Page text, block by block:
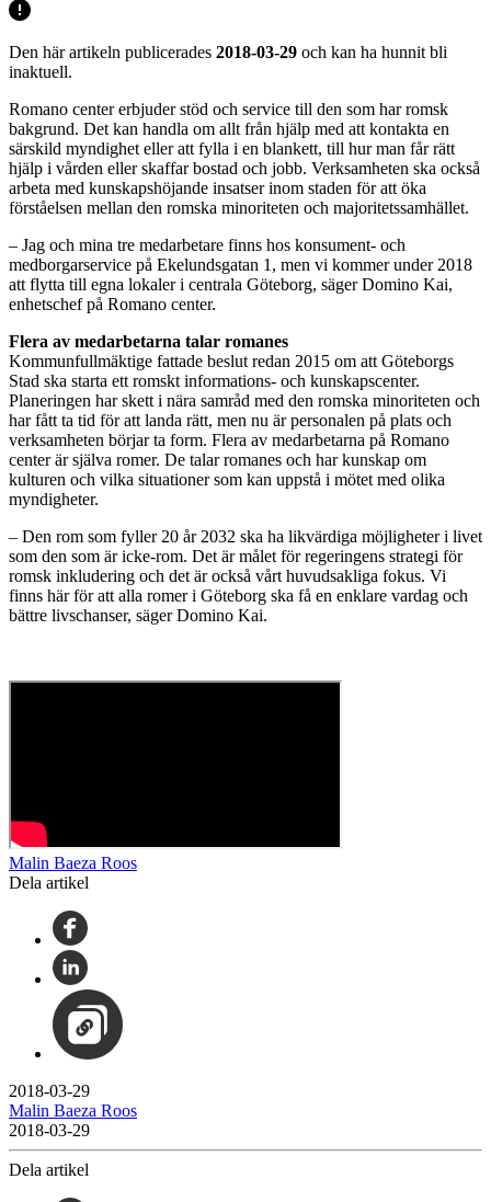
Den här artikeln publicerades 2018-03-29 och kan ha hunnit bli
inaktuell.
Romano center erbjuder stöd och service till den som har romsk
bakgrund. Det kan handla om allt från hjälp med att kontakta en
särskild myndighet eller att fylla i en blankett, till hur man får rätt
hjälp i vården eller skaffar bostad och jobb. Verksamheten ska också
arbeta med kunskapshöjande insatser inom staden för att öka
förståelsen mellan den romska minoriteten och majoritetssamhället.
– Jag och mina tre medarbetare finns hos konsument- och
medborgarservice på Ekelundsgatan 1, men vi kommer under 2018
att flytta till egna lokaler i centrala Göteborg, säger Domino Kai,
enhetschef på Romano center.
Flera av medarbetarna talar romanes
Kommunfullmäktige fattade beslut redan 2015 om att Göteborgs
Stad ska starta ett romskt informations- och kunskapscenter.
Planeringen har skett i nära samråd med den romska minoriteten och
har fått ta tid för att landa rätt, men nu är personalen på plats och
verksamheten börjar ta form. Flera av medarbetarna på Romano
center är själva romer. De talar romanes och har kunskap om
kulturen och vilka situationer som kan uppstå i mötet med olika
myndigheter.
– Den rom som fyller 20 år 2032 ska ha likvärdiga möjligheter i livet
som den som är icke-rom. Det är målet för regeringens strategi för
romsk inkludering och det är också vårt huvudsakliga fokus. Vi
finns här för att alla romer i Göteborg ska få en enklare vardag och
bättre livschanser, säger Domino Kai.
Malin Baeza Roos
Dela artikel
2018-03-29
Malin Baeza Roos
2018-03-29
Dela artikel